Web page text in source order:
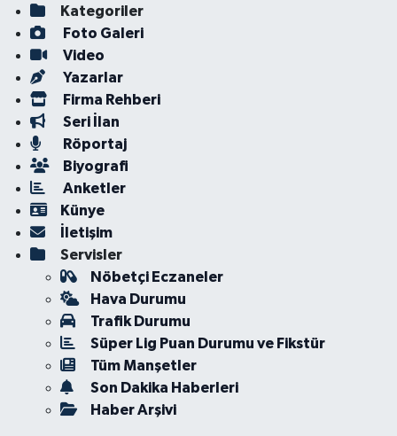
Kategoriler
Foto Galeri
Video
Yazarlar
Firma Rehberi
Seri İlan
Röportaj
Biyografi
Anketler
Künye
İletişim
Servisler
Nöbetçi Eczaneler
Hava Durumu
Trafik Durumu
Süper Lig Puan Durumu ve Fikstür
Tüm Manşetler
Son Dakika Haberleri
Haber Arşivi